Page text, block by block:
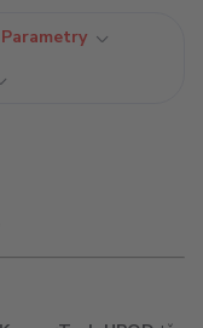
Parametry